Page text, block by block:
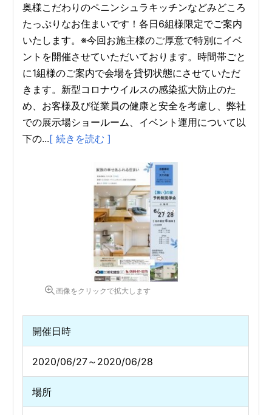
奥様こだわりのペニンシュラキッチンなどみどころ
たっぷりなお住まいです！各日6組様限定でご案内
いたします。※今回お施主様のご厚意で特別にイベ
ントを開催させていただいております。時間帯ごと
に1組様のご案内で会場を貸切状態にさせていただ
きます。新型コロナウイルスの感染拡大防止のた
め、お客様及び従業員の健康と安全を考慮し、弊社
での展示場ショールーム、イベント運用について以
下の...[ 続きを読む ]
画像をクリックで拡大します
開催日時
2020/06/27～2020/06/28
場所